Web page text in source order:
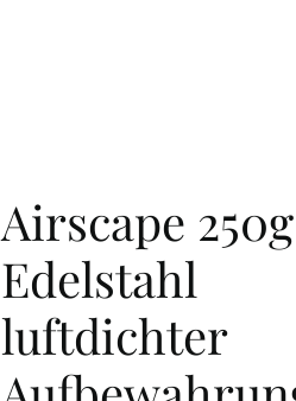
Airscape 250g
Edelstahl
luftdichter